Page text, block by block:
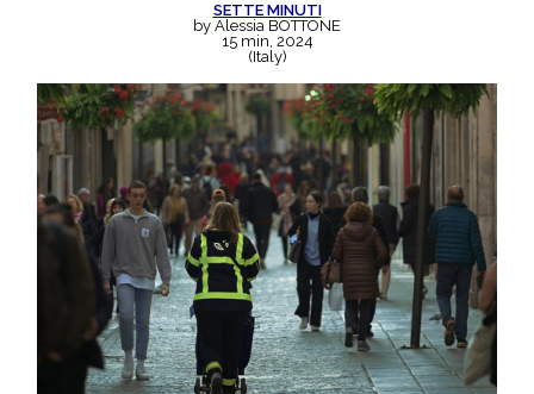
SETTE MINUTI
by Alessia BOTTONE
15 min, 2024
(Italy)